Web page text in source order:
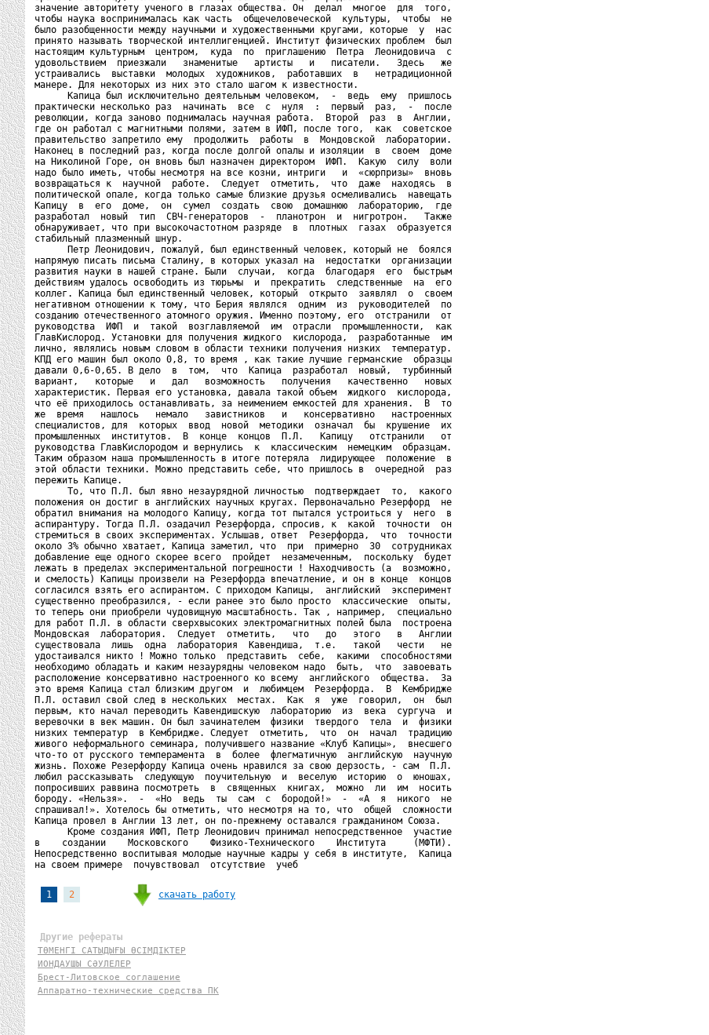
значение авторитету ученого в глазах общества. Он  делал  многое  для  того,
чтобы наука воспринималась как часть  общечеловеческой  культуры,  чтобы  не
было разобщенности между научными и художественными кругами, которые  у  нас
принято называть творческой интеллигенцией. Институт физических проблем  был
настоящим культурным  центром,  куда  по  приглашению  Петра  Леонидовича  с
удовольствием  приезжали   знаменитые   артисты   и   писатели.   Здесь   же
устраивались  выставки  молодых  художников,  работавших  в   нетрадиционной
манере. Для некоторых из них это стало шагом к известности.
      Капица был исключительно деятельным человеком,  -  ведь  ему  пришлось
практически несколько раз  начинать  все  с  нуля  :  первый  раз,  -  после
революции, когда заново поднималась научная работа.  Второй  раз  в  Англии,
где он работал с магнитными полями, затем в ИФП, после того,  как  советское
правительство запретило ему  продолжить  работы  в  Мондовской  лаборатории.
Наконец в последний раз, когда после долгой опалы и изоляции  в  своем  доме
на Николиной Горе, он вновь был назначен директором  ИФП.  Какую  силу  воли
надо было иметь, чтобы несмотря на все козни, интриги   и  «сюрпризы»  вновь
возвращаться к  научной  работе.  Следует  отметить,  что  даже  находясь  в
политической опале, когда только самые близкие друзья осмеливались  навещать
Капицу  в  его  доме,  он  сумел  создать  свою  домашнюю  лабораторию,  где
разработал  новый  тип  СВЧ-генераторов  -  планотрон  и  нигротрон.   Также
обнаруживает, что при высокочастотном разряде  в  плотных  газах  образуется
стабильный плазменный шнур.
      Петр Леонидович, пожалуй, был единственный человек, который не  боялся
напрямую писать письма Сталину, в которых указал на  недостатки  организации
развития науки в нашей стране. Были  случаи,  когда  благодаря  его  быстрым
действиям удалось освободить из тюрьмы  и  прекратить  следственные  на  его
коллег. Капица был единственный человек, который  открыто  заявлял  о  своем
негативном отношении к тому, что Берия являлся  одним  из  руководителей  по
созданию отечественного атомного оружия. Именно поэтому, его  отстранили  от
руководства  ИФП  и  такой  возглавляемой  им  отрасли  промышленности,  как
ГлавКислород. Установки для получения жидкого  кислорода,  разработанные  им
лично, являлись новым словом в области техники получения низких  температур.
КПД его машин был около 0,8, то время , как такие лучшие германские  образцы
давали 0,6-0,65. В дело  в  том,  что  Капица  разработал  новый,  турбинный
вариант,   которые   и   дал   возможность   получения   качественно   новых
характеристик. Первая его установка, давала такой объем  жидкого  кислорода,
что её приходилось останавливать, за неимением емкостей для хранения.  В  то
же  время   нашлось   немало   завистников   и   консервативно   настроенных
специалистов, для  которых  ввод  новой  методики  означал  бы  крушение  их
промышленных  институтов.  В  конце  концов  П.Л.   Капицу   отстранили   от
руководства ГлавКислородом и вернулись  к  классическим  немецким  образцам.
Таким образом наша промышленность в итоге потеряла  лидирующее  положение  в
этой области техники. Можно представить себе, что пришлось в  очередной  раз
пережить Капице.
      То, что П.Л. был явно незаурядной личностью  подтверждает  то,  какого
положения он достиг в английских научных кругах. Первоначально Резерфорд  не
обратил внимания на молодого Капицу, когда тот пытался устроиться у  него  в
аспирантуру. Тогда П.Л. озадачил Резерфорда, спросив, к  какой  точности  он
стремиться в своих экспериментах. Услышав, ответ  Резерфорда,  что  точности
около 3% обычно хватает, Капица заметил, что  при  примерно  30  сотрудниках
добавление еще одного скорее всего  пройдет  незамеченным,  поскольку  будет
лежать в пределах экспериментальной погрешности ! Находчивость (а  возможно,
и смелость) Капицы произвели на Резерфорда впечатление, и он в конце  концов
согласился взять его аспирантом. С приходом Капицы,  английский  эксперимент
существенно преобразился, - если ранее это было просто  классические  опыты,
то теперь они приобрели чудовищную масштабность. Так , например,  специально
для работ П.Л. в области сверхвысоких электромагнитных полей была  построена
Мондовская  лаборатория.  Следует  отметить,   что   до   этого   в   Англии
существовала  лишь  одна  лаборатория  Кавендиша,  т.е.   такой   чести   не
удостаивался никто ! Можно только  представить  себе,  какими  способностями
необходимо обладать и каким незаурядны человеком надо  быть,  что  завоевать
расположение консервативно настроенного ко всему  английского  общества.  За
это время Капица стал близким другом  и  любимцем  Резерфорда.  В  Кембридже
П.Л. оставил свой след в нескольких  местах.  Как  я  уже  говорил,  он  был
первым, кто начал переводить Кавендишскую  лабораторию  из  века  сургуча  и
веревочки в век машин. Он был зачинателем  физики  твердого  тела  и  физики
низких температур  в Кембридже. Следует  отметить,  что  он  начал  традицию
живого неформального семинара, получившего название «Клуб Капицы»,  внесшего
что-то от русского темперамента  в  более  флегматичную  английскую  научную
жизнь. Похоже Резерфорду Капица очень нравился за свою дерзость, - сам  П.Л.
любил рассказывать  следующую  поучительную  и  веселую  историю  о  юношах,
попросивших раввина посмотреть  в  священных  книгах,  можно  ли  им  носить
бороду. «Нельзя».  -  «Но  ведь  ты  сам  с  бородой!»  -  «А  я  никого  не
спрашивал!». Хотелось бы отметить, что несмотря на то, что  общей  сложности
Капица провел в Англии 13 лет, он по-прежнему оставался гражданином Союза.
      Кроме создания ИФП, Петр Леонидович принимал непосредственное  участие
в    создании    Московского    Физико-Технического    Института     (МФТИ).
Непосредственно воспитывая молодые научные кадры у себя в институте,  Капица
на своем примере  почувствовал  отсутствие  учеб
1 2 скачать работу
Другие рефераты
ТӨМЕНГI САТЫДЫҒЫ ӨСIМДIКТЕР
ИОНДАУШЫ СӘУЛЕЛЕР
Брест-Литовское соглашение
Аппаратно-технические средства ПК